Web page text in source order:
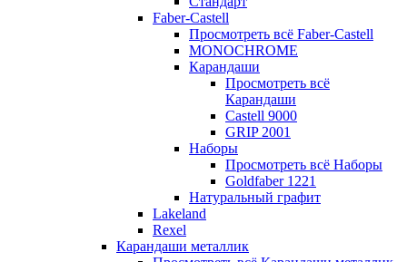
Faber-Castell
Просмотреть всё Faber-Castell
MONOCHROME
Карандаши
Просмотреть всё
Карандаши
Castell 9000
GRIP 2001
Наборы
Просмотреть всё Наборы
Goldfaber 1221
Натуральный графит
Lakeland
Rexel
Карандаши металлик